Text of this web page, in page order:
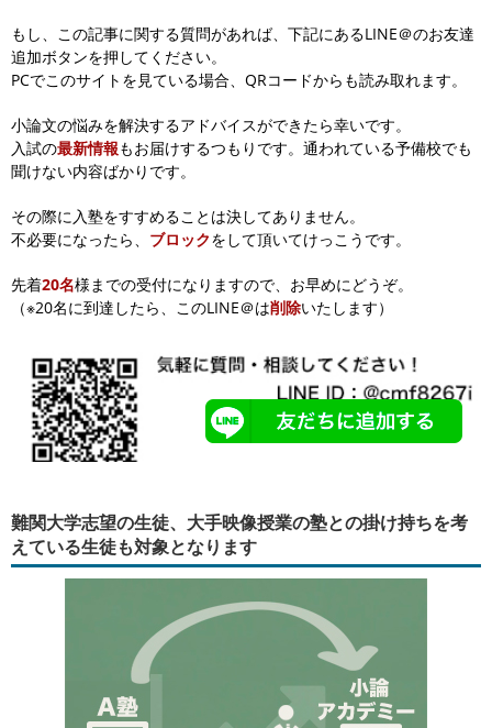
もし、この記事に関する質問があれば、下記にあるLINE＠のお友達
追加ボタンを押してください。
PCでこのサイトを見ている場合、QRコードからも読み取れます。
小論文の悩みを解決するアドバイスができたら幸いです。
入試の最新情報もお届けするつもりです。通われている予備校でも
聞けない内容ばかりです。
その際に入塾をすすめることは決してありません。
不必要になったら、 ブロックをして頂いてけっこうです。
先着20名様までの受付になりますので、お早めにどうぞ。
（※20名に到達したら、このLINE＠は削除いたします）
難関大学志望の生徒、大手映像授業の塾との掛け持ちを考
えている生徒も対象となります